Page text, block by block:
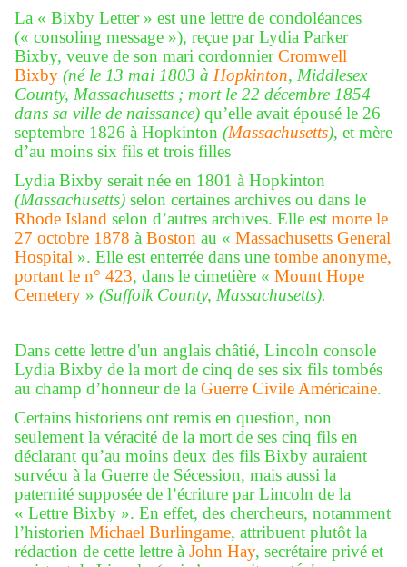
La « Bixby Letter » est une lettre de condoléances
(« consoling message »), reçue par Lydia Parker
Bixby, veuve de son mari cordonnierCromwell
Bixby (né le 13 mai 1803 à Hopkinton, Middlesex
County, Massachusetts ; mort le 22 décembre 1854
dans sa ville de naissance) qu’elle avait épousé le 26
septembre 1826 à Hopkinton (Massachusetts), et mère
d’au moins six fils et trois filles
Lydia Bixby serait née en 1801 à Hopkinton
(Massachusetts) selon certaines archives ou dans le
Rhode Island selon d’autres archives. Elle est morte le
27 octobre 1878 à Boston au « Massachusetts General
Hospital ». Elle est enterrée dans une tombe anonyme,
portant le n° 423, dans le cimetière « Mount Hope
Cemetery » (Suffolk County, Massachusetts).
Dans cette lettre d'un anglais châtié, Lincoln console
Lydia Bixby de la mort de cinq de ses six fils tombés
au champ d’honneur de la Guerre Civile Américaine.
Certains historiens ont remis en question, non
seulement la véracité de la mort de ses cinq fils en
déclarant qu’au moins deux des fils Bixby auraient
survécu à la Guerre de Sécession, mais aussi la
paternité supposée de l’écriture par Lincoln de la
« Lettre Bixby ». En effet, des chercheurs, notamment
l’historien Michael Burlingame, attribuent plutôt la
rédaction de cette lettre à John Hay, secrétaire privé et